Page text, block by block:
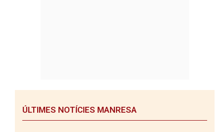
ÚLTIMES NOTÍCIES MANRESA